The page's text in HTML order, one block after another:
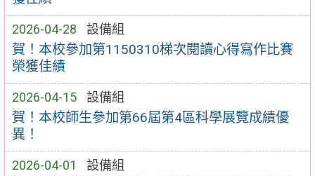
2026-04-28 設備組
賀！本校參加第1150310梯次閱讀心得寫作比賽
榮獲佳績
2026-04-15 設備組
賀！本校師生參加第66屆第4區科學展覽成績優
異！
2026-04-01 設備組